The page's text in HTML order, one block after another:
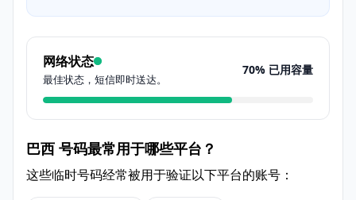
网络状态
最佳状态，短信即时送达。
70% 已用容量
巴西 号码最常用于哪些平台？
这些临时号码经常被用于验证以下平台的账号：